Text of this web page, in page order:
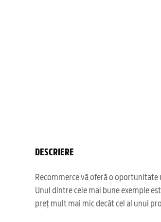
DESCRIERE
Recommerce vă oferă o
Unul dintre cele mai bune exemple
preț mult mai mic decât cel al unui